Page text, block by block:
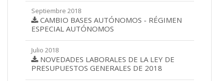
Septiembre 2018
CAMBIO BASES AUTÓNOMOS - RÉGIMEN
ESPECIAL AUTÓNOMOS
Julio 2018
NOVEDADES LABORALES DE LA LEY DE
PRESUPUESTOS GENERALES DE 2018